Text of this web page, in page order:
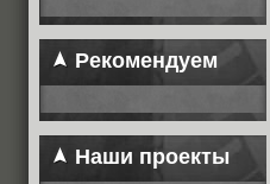
Рекомендуем
Наши проекты